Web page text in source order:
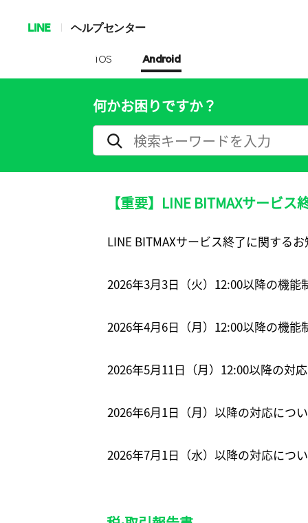
LINE ヘルプセンター
iOS Android
何かお困りですか？
【重要】LINE BITMAXサービ
LINE BITMAXサービス終了に関する
2026年3月3日（火）12:00以降の機能
2026年4月6日（月）12:00以降の機能
2026年5月11日（月）12:00以降の対
2026年6月1日（月）以降の対応につ
2026年7月1日（水）以降の対応につ